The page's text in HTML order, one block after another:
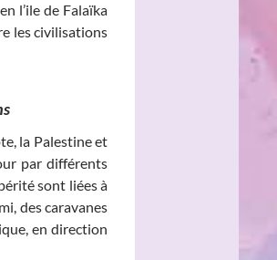
l’ile de Falaïka
les civilisations
la Palestine et
par différents
sont liées à
des caravanes
en direction